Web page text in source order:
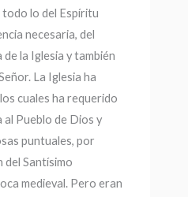
todo lo del Espíritu
necesaria, del
la Iglesia y también
La Iglesia ha
cuales ha requerido
al Pueblo de Dios y
puntuales, por
del Santísimo
medieval. Pero eran